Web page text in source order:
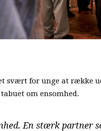
svært for unge at række
om ensomhed.
En stærk partner